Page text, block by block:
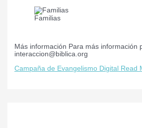
Familias
Más información Para más información
interaccion@biblica.org
Campaña de Evangelismo Digital Read